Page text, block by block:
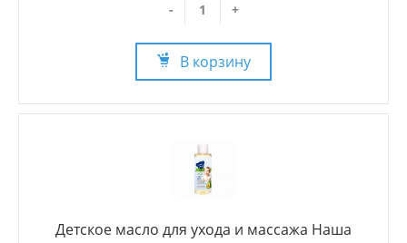
- +
В корзину
Детское масло для ухода и массажа Наша